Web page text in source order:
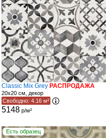
Classic Mix Grey РАСПРОДАЖА
20x20 см, декор
Свободно: 4.16 м²
5148 р/м²
Есть образец